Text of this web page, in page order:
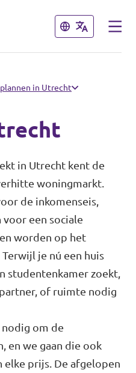
Sluiten
de Provincie
Sluiten
in Utrecht
in Utrecht kent de
woningmarkt.
de inkomenseis,
een sociale
worden op het
je nú een huis
studentenkamer zoekt,
of ruimte nodig
om de
en we gaan die ook
elke prijs. De afgelopen